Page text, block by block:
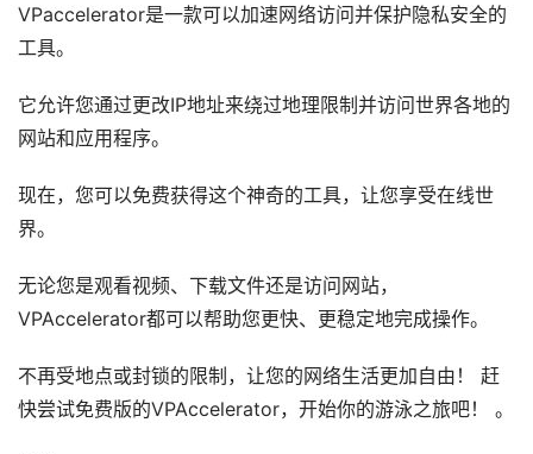
VPaccelerator是一款可以加速网络访问并保护隐私安全的
工具。
它允许您通过更改IP地址来绕过地理限制并访问世界各地的
网站和应用程序。
现在，您可以免费获得这个神奇的工具，让您享受在线世
界。
无论您是观看视频、下载文件还是访问网站，
VPAccelerator都可以帮助您更快、更稳定地完成操作。
不再受地点或封锁的限制，让您的网络生活更加自由！ 赶
快尝试免费版的VPAccelerator，开始你的游泳之旅吧！ 。